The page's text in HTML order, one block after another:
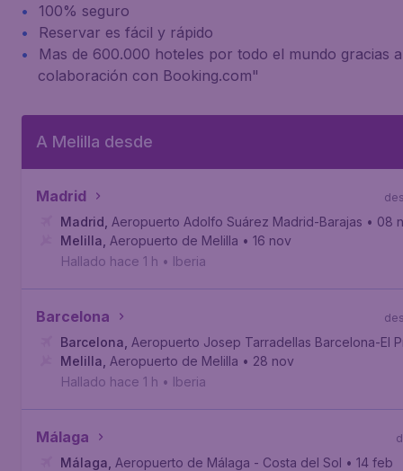
100% seguro
Reservar es fácil y rápido
Mas de 600.000 hoteles por todo el mundo gracias
colaboración con Booking.com"
A Melilla desde
Madrid
Madrid Aeropuerto Adolfo Suárez Madrid-Barajas • 08
Melilla Aeropuerto de Melilla • 16 nov
Hallado hace 1 h • Iberia
Barcelona
Barcelona Aeropuerto Josep Tarradellas Barcelona-El
Melilla Aeropuerto de Melilla • 28 nov
Hallado hace 1 h • Iberia
Málaga
Málaga Aeropuerto de Málaga - Costa del Sol • 14 feb